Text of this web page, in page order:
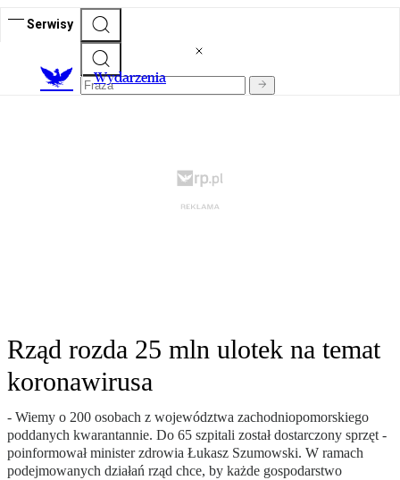
Serwisy
Wydarzenia
Rząd rozda 25 mln ulotek na temat
koronawirusa
- Wiemy o 200 osobach z województwa zachodniopomorskiego
poddanych kwarantannie. Do 65 szpitali został dostarczony sprzęt -
poinformował minister zdrowia Łukasz Szumowski. W ramach
podejmowanych działań rząd chce, by każde gospodarstwo